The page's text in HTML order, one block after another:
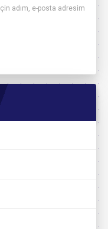
adım, e-posta adresim